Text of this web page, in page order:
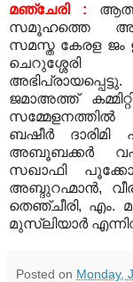
മഞ്ചേരി :
സമൂഹത്തെ
സമസ്ത കേരള
അഭിപ്രായപ്പെട്ടു.
ജമാഅത്ത്
സമ്മേളനത്തില്‍
ബഷീര്‍
അബൂബക്കര്‍
സഖാഫി
അബ്ദുറഹ്മാന്‍,
തെഞ്ചീരി, എം.
മുസ്‌ലിയാര്‍
Posted on Monday,